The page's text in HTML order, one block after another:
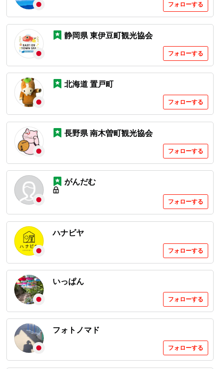
フォローする
静岡県 東伊豆町観光協会
フォローする
北海道 置戸町
フォローする
長野県 南木曽町観光協会
フォローする
がんだむ
フォローする
ハナビヤ
フォローする
いっぱん
フォローする
フォトノマド
フォローする